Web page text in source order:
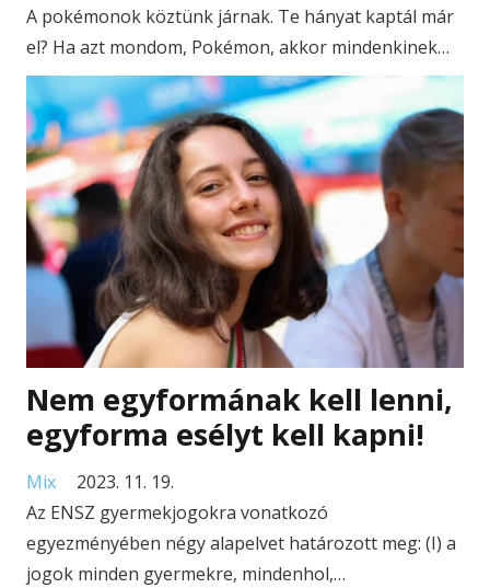
A pokémonok köztünk járnak. Te hányat kaptál már
el? Ha azt mondom, Pokémon, akkor mindenkinek…
Nem egyformának kell lenni,
egyforma esélyt kell kapni!
Mix
2023. 11. 19.
Az ENSZ gyermekjogokra vonatkozó
egyezményében négy alapelvet határozott meg: (I) a
jogok minden gyermekre, mindenhol,…